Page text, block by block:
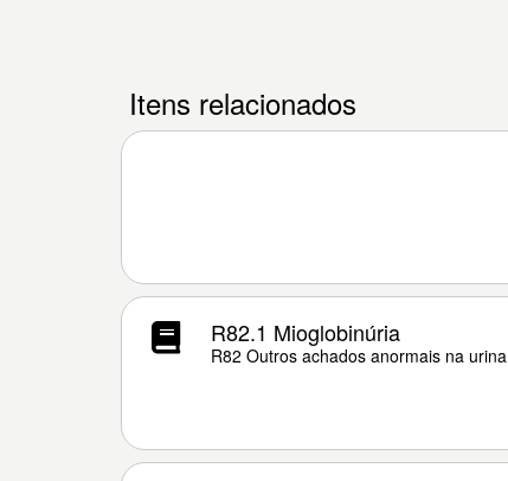
Itens relacionados
R82.1 Mioglobinúria
R82 Outros achados anormais na urina